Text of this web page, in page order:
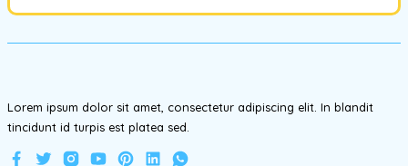
Lorem ipsum dolor sit amet, consectetur adipiscing elit. In blandit
tincidunt id turpis est platea sed.